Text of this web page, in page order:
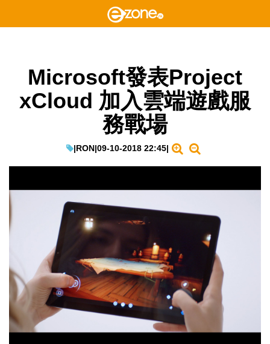
Microsoft發表Project
xCloud 加入雲端遊戲服
務戰場
|RON|09-10-2018 22:45|